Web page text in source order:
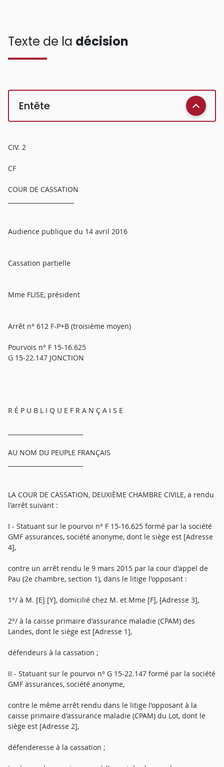
Texte de la décision
Entête
CIV. 2
CF
COUR DE CASSATION
Audience publique du 14 avril 2016
Cassation partielle
Mme FLISE, président
Arrêt n° 612 F-P+B (troisième moyen)
Pourvois n° F 15-16.625
G 15-22.147 JONCTION
R É P U B L I Q U E F R A N Ç A I S E
AU NOM DU PEUPLE FRANÇAIS
LA COUR DE CASSATION, DEUXIÈME CHAMBRE CIVILE, a rendu
l'arrêt suivant :
I - Statuant sur le pourvoi n° F 15-16.625 formé par la société
GMF assurances, société anonyme, dont le siège est [Adresse
4],
contre un arrêt rendu le 9 mars 2015 par la cour d'appel de
Pau (2e chambre, section 1), dans le litige l'opposant :
1°/ à M. [E] [Y], domicilié chez M. et Mme [F], [Adresse 3],
2°/ à la caisse primaire d'assurance maladie (CPAM) des
Landes, dont le siège est [Adresse 1],
défendeurs à la cassation ;
II - Statuant sur le pourvoi n° G 15-22.147 formé par la société
GMF assurances, société anonyme,
contre le même arrêt rendu dans le litige l'opposant à la
caisse primaire d'assurance maladie (CPAM) du Lot, dont le
siège est [Adresse 2],
défenderesse à la cassation ;